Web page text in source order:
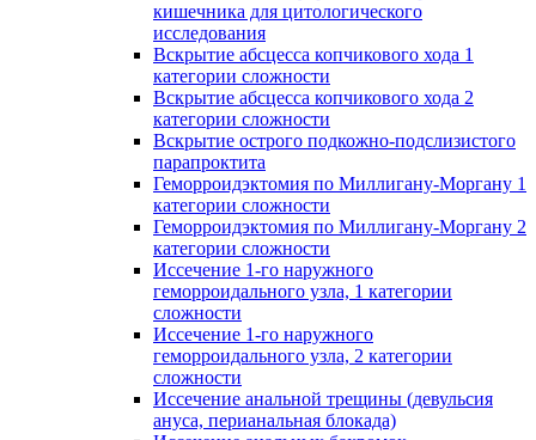
кишечника для цитологического
исследования
Вскрытие абсцесса копчикового хода 1
категории сложности
Вскрытие абсцесса копчикового хода 2
категории сложности
Вскрытие острого подкожно-подслизистого
парапроктита
Геморроидэктомия по Миллигану-Моргану 1
категории сложности
Геморроидэктомия по Миллигану-Моргану 2
категории сложности
Иссечение 1-го наружного
геморроидального узла, 1 категории
сложности
Иссечение 1-го наружного
геморроидального узла, 2 категории
сложности
Иссечение анальной трещины (девульсия
ануса, перианальная блокада)